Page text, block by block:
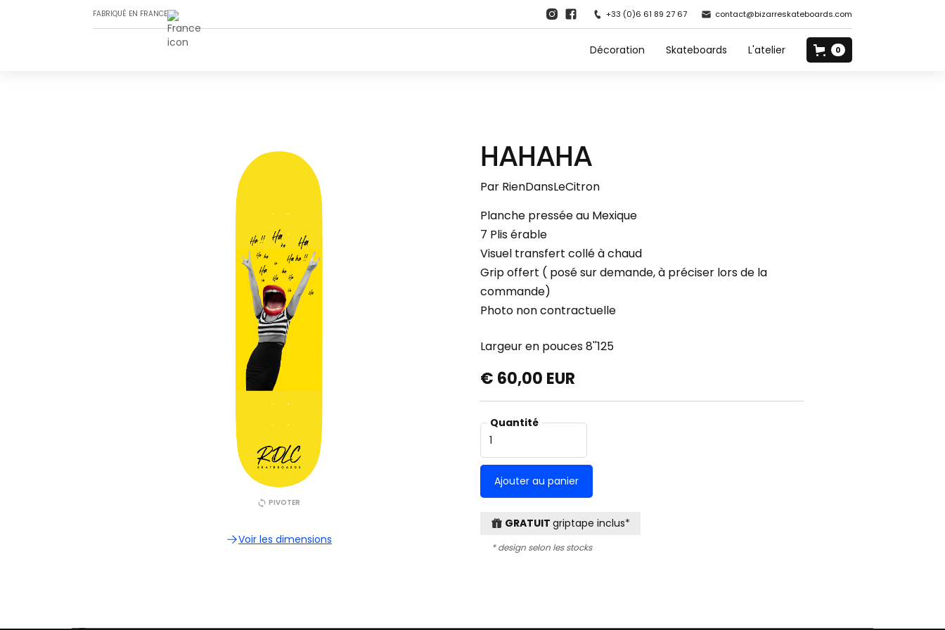
FABRIQUÉ EN FRANCE +33 (0)6 61 89 27 67 contact@bizarreskateboards.com
Décoration Skateboards L'atelier 0
PIVOTER
Voir les dimensions
HAHAHA
Par RienDansLeCitron
Planche pressée au Mexique
7 Plis érable
Visuel transfert collé à chaud
Grip offert ( posé sur demande, à préciser lors de la
commande)
Photo non contractuelle
Largeur en pouces8''125
€ 60,00 EUR
Quantité
GRATUIT griptape inclus*
* design selon les stocks